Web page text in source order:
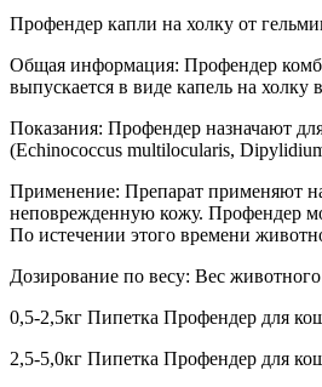
Профендер капли на холку от
Общая информация: Профендер
выпускается в виде капель на
Показания: Профендер назначают
(Echinococcus multilocularis,
Применение: Препарат применяют
неповрежденную кожу. Профендер
По истечении этого времени
Дозирование по весу: Вес
0,5-2,5кг Пипетка Профендер для
2,5-5,0кг Пипетка Профендер для